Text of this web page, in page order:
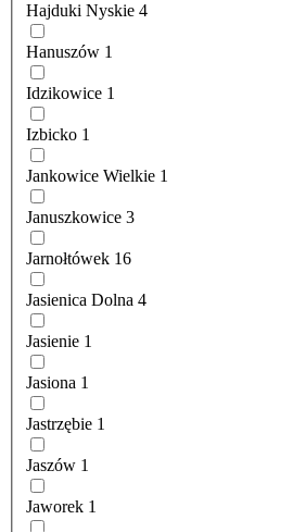
Hajduki Nyskie 4
Hanuszów 1
Idzikowice 1
Izbicko 1
Jankowice Wielkie 1
Januszkowice 3
Jarnołtówek 16
Jasienica Dolna 4
Jasienie 1
Jasiona 1
Jastrzębie 1
Jaszów 1
Jaworek 1